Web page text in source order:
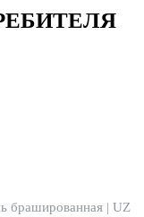
брашированная | UZ